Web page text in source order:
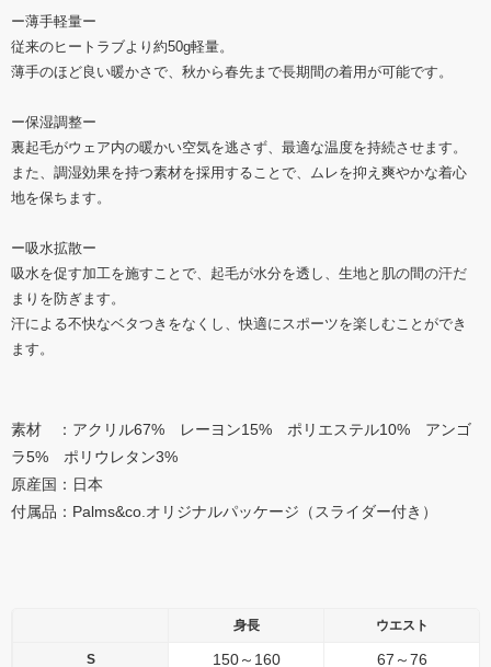
ー薄手軽量ー
従来のヒートラブより約50g軽量。
薄手のほど良い暖かさで、秋から春先まで長期間の着用が可能です。
ー保湿調整ー
裏起毛がウェア内の暖かい空気を逃さず、最適な温度を持続させます。
また、調湿効果を持つ素材を採用することで、ムレを抑え爽やかな着心
地を保ちます。
ー吸水拡散ー
吸水を促す加工を施すことで、起毛が水分を透し、生地と肌の間の汗だ
まりを防ぎます。
汗による不快なベタつきをなくし、快適にスポーツを楽しむことができ
ます。
素材 ：アクリル67% レーヨン15% ポリエステル10% アンゴ
ラ5% ポリウレタン3%
原産国：日本
付属品：Palms&co.オリジナルパッケージ（スライダー付き）
身長 ウエスト
S 150～160 67～76